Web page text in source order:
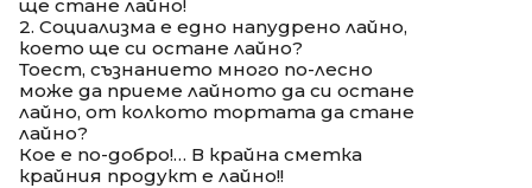
ще стане лайно!
2. Социализма е едно напудрено лайно,
което ще си остане лайно?
Тоест, съзнанието много по-лесно
може да приеме лайното да си остане
лайно, от колкото тортата да стане
лайно?
Кое е по-добро!… В крайна сметка
крайния продукт е лайно!!